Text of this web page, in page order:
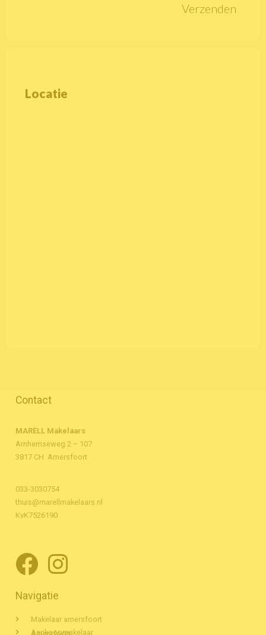
Verzenden
Locatie
Contact
MARÈLL Makelaars
Arnhemseweg 2 – 107
3817 CH Amersfoort
033-3030754
thuis@marellmakelaars.nl
KvK7526190
Navigatie
Makelaar amersfoort